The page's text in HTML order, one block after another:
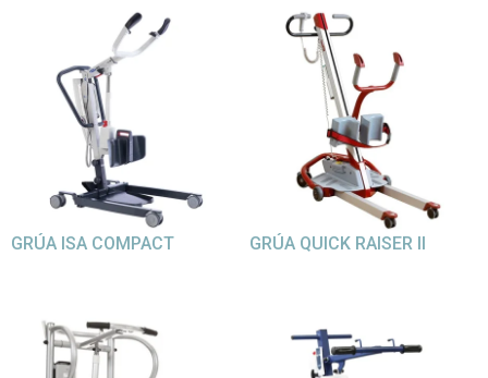
GRÚA ISA COMPACT GRÚA QUICK RAISER II